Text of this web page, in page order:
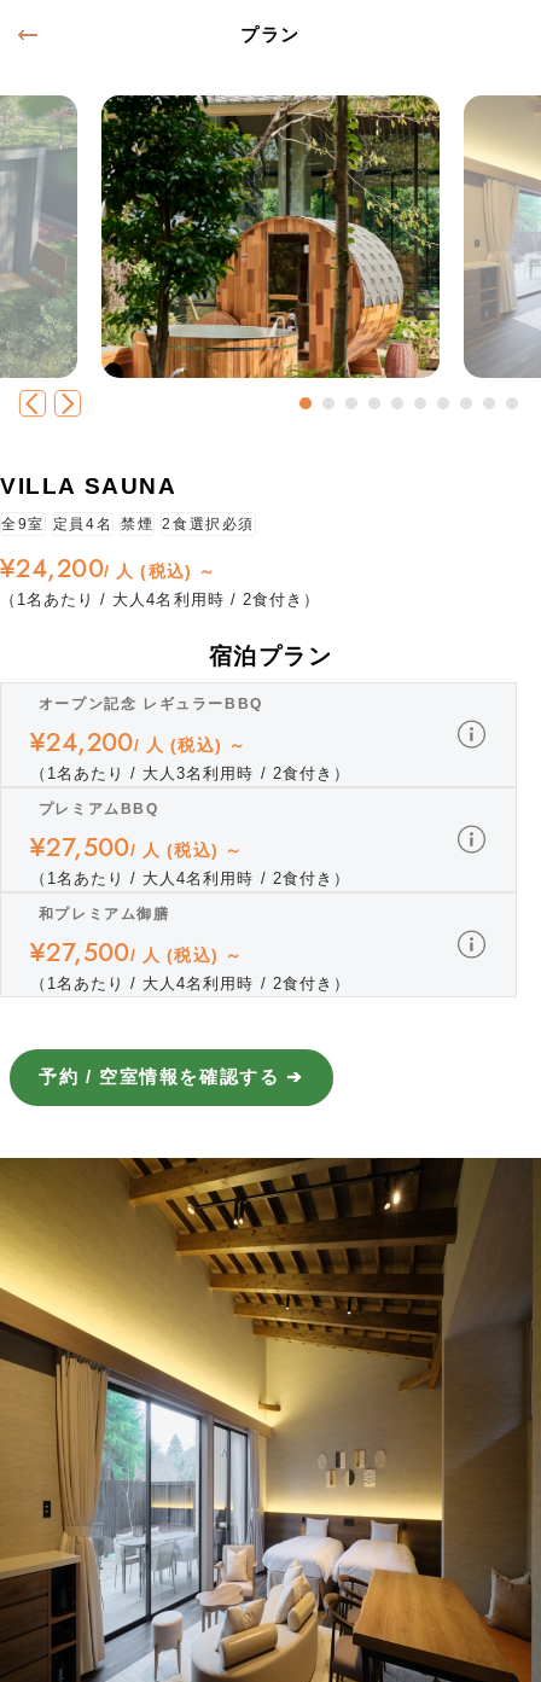
プラン
VILLA SAUNA
全9室 定員4名 禁煙 2食選択必須
¥24,200/ 人 (税込) ～
（1名あたり / 大人4名利用時 / 2食付き）
宿泊プラン
オープン記念 レギュラーBBQ
¥24,200/ 人 (税込) ～
（1名あたり / 大人3名利用時 / 2食付き）
プレミアムBBQ
¥27,500/ 人 (税込) ～
（1名あたり / 大人4名利用時 / 2食付き）
和プレミアム御膳
¥27,500/ 人 (税込) ～
（1名あたり / 大人4名利用時 / 2食付き）
予約 / 空室情報を確認する ➔